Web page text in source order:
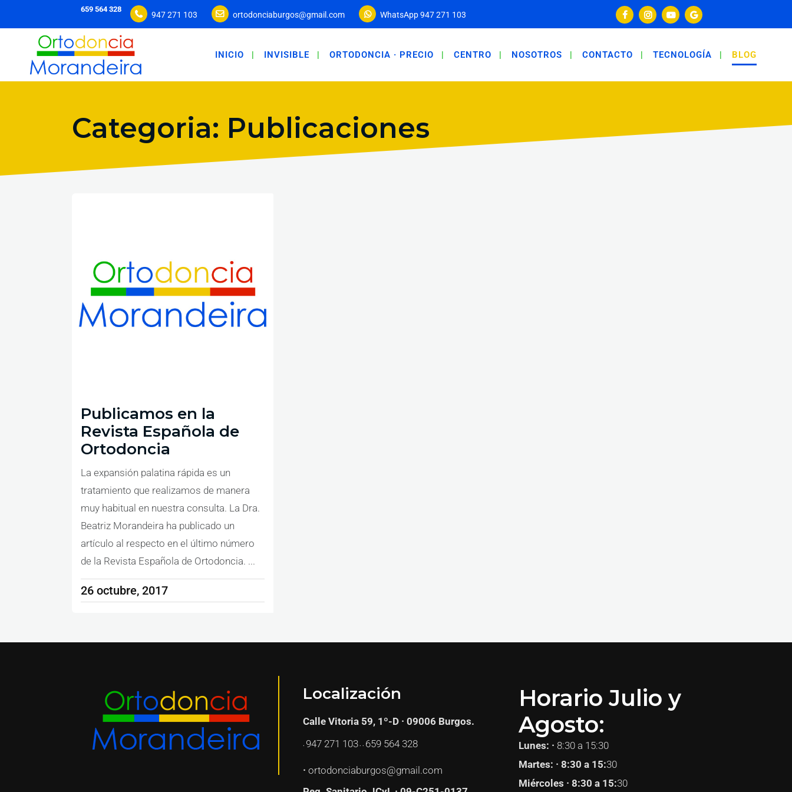
659 564 328
947 271 103 ortodonciaburgos@gmail.com WhatsApp 947 271 103
INICIO INVISIBLE ORTODONCIA · PRECIO CENTRO NOSOTROS CONTACTO TECNOLOGÍA BLOG
Categoria: Publicaciones
Publicamos en la
Revista Española de
Ortodoncia
La expansión palatina rápida es un
tratamiento que realizamos de manera
muy habitual en nuestra consulta. La Dra.
Beatriz Morandeira ha publicado un
artículo al respecto en el último número
de la Revista Española de Ortodoncia. ...
26 octubre, 2017
Localización
Calle Vitoria 59, 1º-D · 09006 Burgos.
· 947 271 103· · 659 564 328
· ortodonciaburgos@gmail.com
Horario Julio y
Agosto:
Lunes: · 8:30 a 15:30
Martes: · 8:30 a 15:30
Miércoles · 8:30 a 15:30